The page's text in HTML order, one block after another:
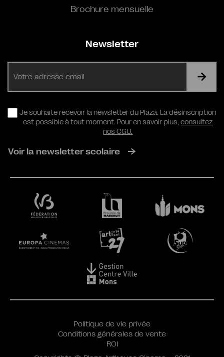
Brochure mensuelle
Newsletter
RGPD
Je souhaite recevoir la newsletter du Plaza. La désinscription
est possible à tout moment. Pour en savoir plus,consultez
nos CGU.
Voir la newsletter scolaire
Politique de vie privée
Conditions générales de vente
ROI